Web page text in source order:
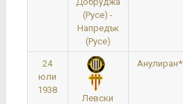
(Русе) -
Напредък
(Русе)
24
юли
1938
Левски
Анулиран*